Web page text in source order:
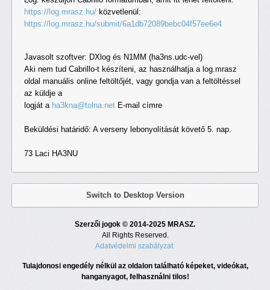
https://log.mrasz.hu/ közvetlenül:
https://log.mrasz.hu/submit/6a1db72089bebc04f57ee6e4
Javasolt szoftver: DXlog és N1MM (ha3ns.udc-vel)
Aki nem tud Cabrillo-t készíteni, az használhatja a log.mrasz
oldal manuális online feltöltőjét, vagy gondja van a feltöltéssel
az küldje a
logját a ha3kna@tolna.net E-mail címre
Beküldési határidő: A verseny lebonyolítását követő 5. nap.
73 Laci HA3NU
Switch to Desktop Version
Szerzői jogok © 2014-2025 MRASZ.
All Rights Reserved.
Adatvédelmi szabályzat.
Tulajdonosi engedély nélkül az oldalon található képeket, videókat,
hanganyagot, felhasználni tilos!